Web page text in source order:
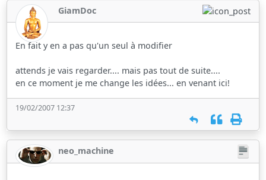
GiamDoc
En fait y en a pas qu'un seul à modifier
attends je vais regarder.... mais pas tout de suite....
en ce moment je me change les idées... en venant ici!
19/02/2007 12:37
neo_machine